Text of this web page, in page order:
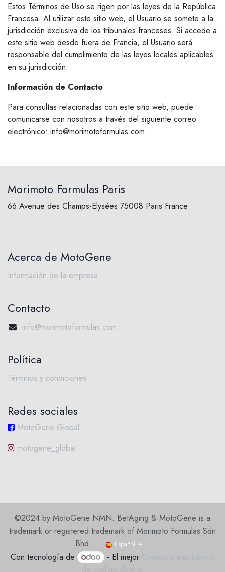
Estos Términos de Uso se rigen por las leyes de la República
Francesa. Al utilizar este sitio web, el Usuario se somete a la
jurisdicción exclusiva de los tribunales franceses. Si accede a
este sitio web desde fuera de Francia, el Usuario será
responsable del cumplimiento de las leyes locales aplicables
en su jurisdicción.
Información de Contacto
Para consultas relacionadas con este sitio web, puede
comunicarse con nosotros a través del siguiente correo
electrónico: info@morimotoformulas.com
Morimoto Formulas Paris
66 Avenue des Champs-Elysées 75008 Paris France
Acerca de MotoGene​
Información de la empresa
Contacto
info@morimotoformulas.com
Política
Términos y condiciones
Redes sociales
MotoGene Global
motogene_global
©2024 by MotoGene NMN. BetAging & MotoGene is a
trademark or registered trademark of Morimoto Formulas Sdn
Bhd.
Español
Con tecnología de - El mejor